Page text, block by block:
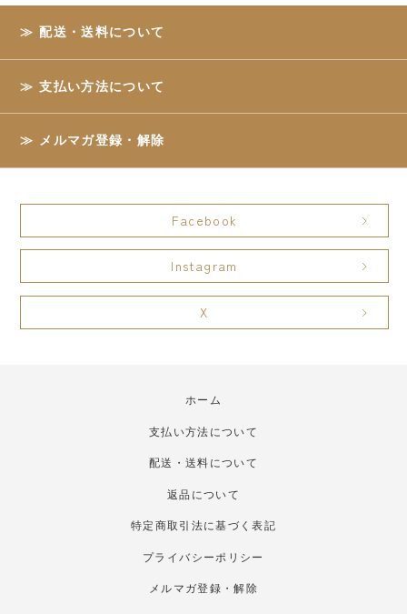
配送・送料について
支払い方法について
メルマガ登録・解除
Facebook
Instagram
X
ホーム
支払い方法について
配送・送料について
返品について
特定商取引法に基づく表記
プライバシーポリシー
メルマガ登録・解除